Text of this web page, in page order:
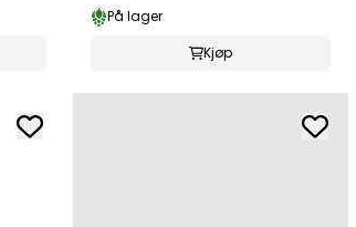
På lager
Kjøp